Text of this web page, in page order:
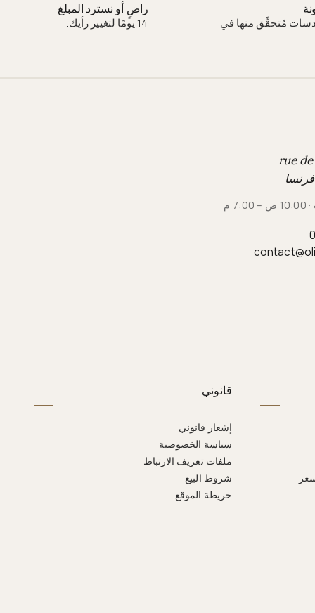
مُتحقَّق منها في
راضٍ أو نسترد المبلغ
14 يومًا لتغيير رأيك.
م
قانوني
إشعار قانوني
سياسة الخصوصية
ملفات تعريف الارتباط
شروط البيع
خريطة الموقع